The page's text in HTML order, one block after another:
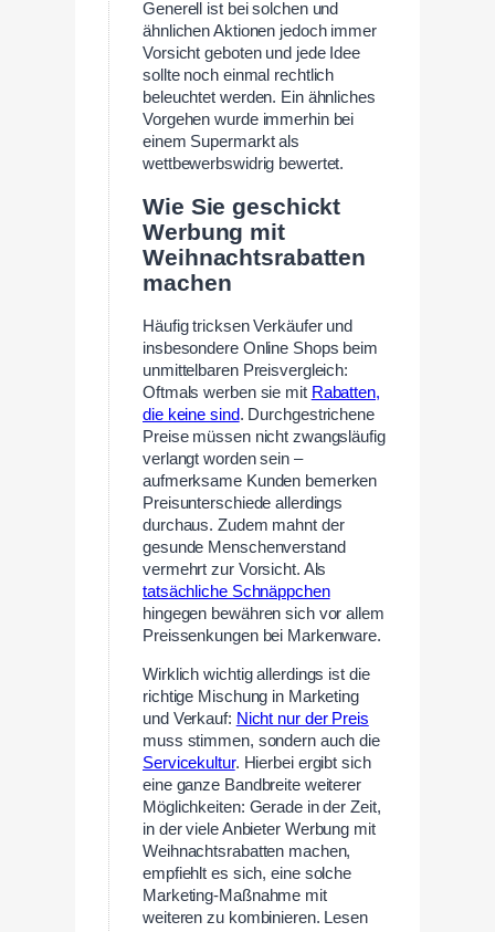
Generell ist bei solchen und
ähnlichen Aktionen jedoch immer
Vorsicht geboten und jede Idee
sollte noch einmal rechtlich
beleuchtet werden. Ein ähnliches
Vorgehen wurde immerhin bei
einem Supermarkt als
wettbewerbswidrig bewertet.
Wie Sie geschickt
Werbung mit
Weihnachtsrabatten
machen
Häufig tricksen Verkäufer und
insbesondere Online Shops beim
unmittelbaren Preisvergleich:
Oftmals werben sie mit Rabatten,
die keine sind. Durchgestrichene
Preise müssen nicht zwangsläufig
verlangt worden sein –
aufmerksame Kunden bemerken
Preisunterschiede allerdings
durchaus. Zudem mahnt der
gesunde Menschenverstand
vermehrt zur Vorsicht. Als
tatsächliche Schnäppchen
hingegen bewähren sich vor allem
Preissenkungen bei Markenware.
Wirklich wichtig allerdings ist die
richtige Mischung in Marketing
und Verkauf: Nicht nur der Preis
muss stimmen, sondern auch die
Servicekultur. Hierbei ergibt sich
eine ganze Bandbreite weiterer
Möglichkeiten: Gerade in der Zeit,
in der viele Anbieter Werbung mit
Weihnachtsrabatten machen,
empfiehlt es sich, eine solche
Marketing-Maßnahme mit
weiteren zu kombinieren. Lesen